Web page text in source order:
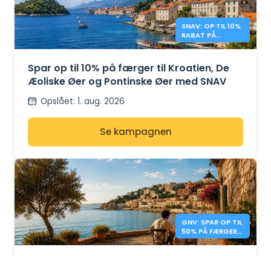
SNAV: OP TIL 10%
RABAT PÅ
FÆRGER TIL
ITALIEN
Spar op til 10% på færger til Kroatien, De
Æoliske Øer og Pontinske Øer med SNAV
Opslået: 1. aug. 2026
Se kampagnen
GNV: SPAR OP TIL
50% PÅ FÆRGER
MELLEM ITALIEN